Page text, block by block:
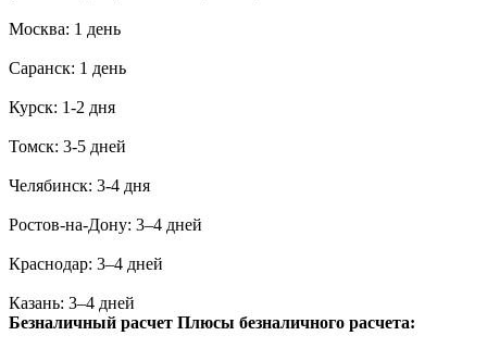
Москва: 1 день
Саранск: 1 день
Курск: 1-2 дня
Томск: 3-5 дней
Челябинск: 3-4 дня
Ростов-на-Дону: 3–4 дней
Краснодар: 3–4 дней
Казань: 3–4 дней
Безналичный расчет Плюсы безналичного расчета: